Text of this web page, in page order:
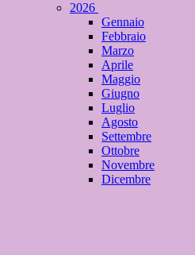
2026
Gennaio
Febbraio
Marzo
Aprile
Maggio
Giugno
Luglio
Agosto
Settembre
Ottobre
Novembre
Dicembre